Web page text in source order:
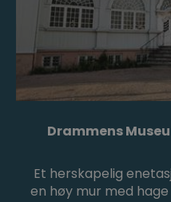
Drammens
Et herskapelig
en høy mur med